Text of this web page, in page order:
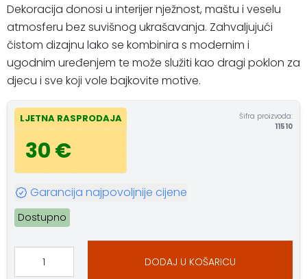
Dekoracija donosi u interijer nježnost, maštu i veselu
atmosferu bez suvišnog ukrašavanja. Zahvaljujući
čistom dizajnu lako se kombinira s modernim i
ugodnim uređenjem te može služiti kao dragi poklon za
djecu i sve koji vole bajkovite motive.
LJETNA RASPRODAJA
30 €
Šifra proizvoda:
11510
Garancija najpovoljnije cijene
Dostupno
DODAJ U KOŠARICU